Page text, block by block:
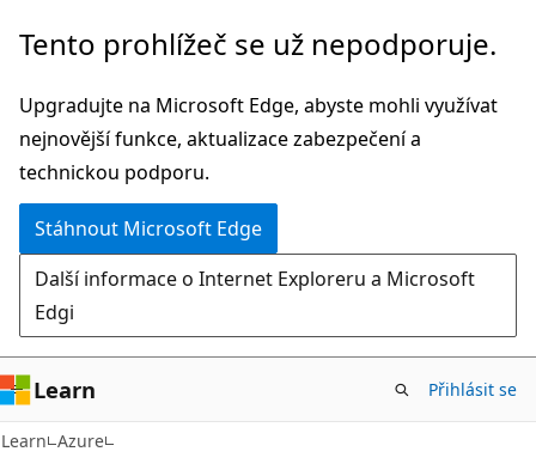
Přeskočit
hlavní
obsah
Tento prohlížeč se už nepodporuje.
Upgradujte na Microsoft Edge, abyste mohli využívat
nejnovější funkce, aktualizace zabezpečení a
technickou podporu.
Stáhnout Microsoft Edge
Další informace o Internet Exploreru a Microsoft
Edgi
Learn Přihlásit se
Learn Azure